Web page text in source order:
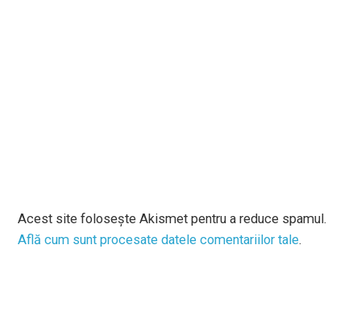
Acest site folosește Akismet pentru a reduce spamul.
Află cum sunt procesate datele comentariilor tale.